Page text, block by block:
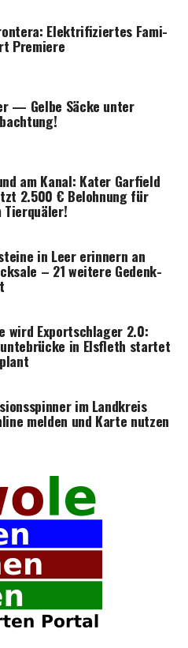
Elek­tri­fi­zier­tes Fami­
Premiere
— Gel­be Säcke unter
am Kanal: Kater Gar­field
2.500 € Beloh­nung für
Tierquäler!
in Leer erin­nern an
– 21 wei­te­re Gedenk­
wird Export­schla­ger 2.0:
in Els­fleth star­tet
im Land­kreis
mel­den und Kar­te nutzen